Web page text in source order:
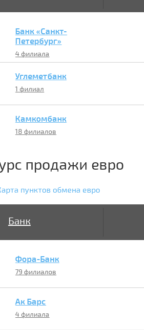
Банк «Санкт-
Петербург»
4 филиала
Углеметбанк
1 филиал
Камкомбанк
18 филиалов
продажи евро
пунктов обмена евро
Банк
Фора-Банк
79 филиалов
Ак Барс
4 филиала